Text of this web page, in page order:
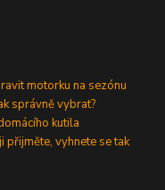
motorku na sezónu
správně vybrat?
kutila
přijměte, vyhnete se tak